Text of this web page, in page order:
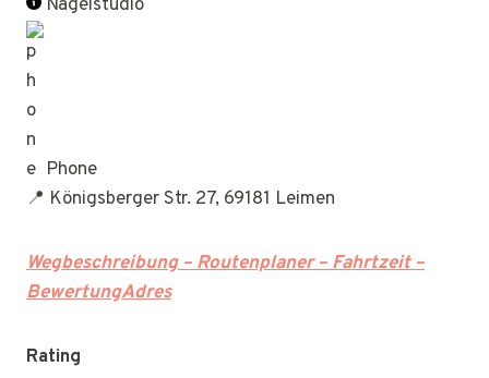
Nagelstudio
Phone
📍 Königsberger Str. 27, 69181 Leimen
Wegbeschreibung – Routenplaner – Fahrtzeit –
BewertungAdres
Rating